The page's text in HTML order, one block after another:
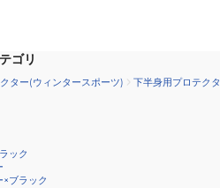
ゴリ
ター(ウィンタースポーツ) 下半身用プロテク
ック
ブラック